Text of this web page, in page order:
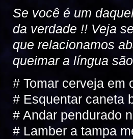
Se você é um
da verdade !! Veja
que relacionamos
queimar a língua
# Tomar cerveja em
# Esquentar caneta
# Andar pendurado
# Lamber a tampa